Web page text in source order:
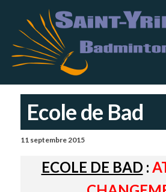
the
content
Ecole de Bad
11 septembre 2015
ECOLE DE BAD :